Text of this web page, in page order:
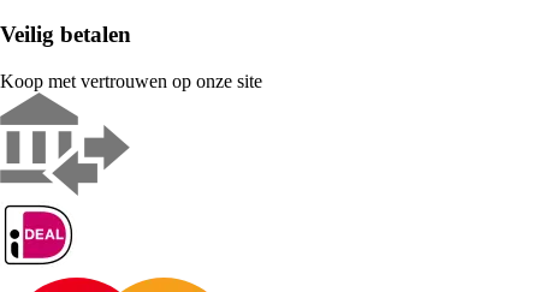
Veilig betalen
Koop met vertrouwen op onze site